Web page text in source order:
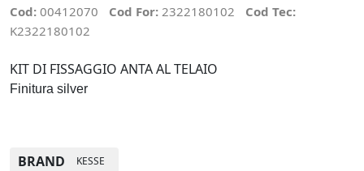
Cod: 00412070 Cod For: 2322180102
Cod Tec:
K2322180102
KIT DI FISSAGGIO ANTA AL TELAIO
Finitura silver
BRAND KESSE